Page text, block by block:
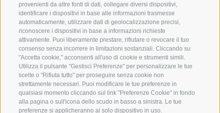
provenienti da altre fonti di dati, collegare diversi dispositivi,
identificare i dispositivi in base alle informazioni trasmesse
automaticamente, utilizzare dati di geolocalizzazione precisi,
riconoscere i dispositivi in base a informazioni richieste
attivamente. Puoi liberamente prestare, rifiutare o revocare il tuo
consenso senza incorrere in limitazioni sostanziali. Cliccando su
"Accetta cookie," acconsenti all'uso di cookie e strumenti simili.
Utilizza il pulsante "Gestisci Preferenze" per personalizzare le tue
scelte o "Rifiuta tutto" per proseguire senza cookie non
strettamente necessari. Puoi modificare le tue preferenze in
qualsiasi momento cliccando sul link "Preferenze Cookie" in fondo
alla pagina o sull'icona dello scudo in basso a sinistra. Le tue
preferenze si applicheranno al solo dispositivo in uso.
SCUOLA DI SCI RACINES
LUISL'S SKI SCHOOL A RACINES
FONDO
ACQUA DA
SEGUICI SUI SOCIAL